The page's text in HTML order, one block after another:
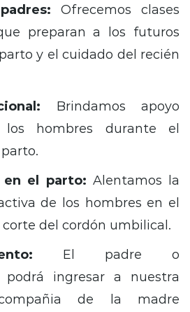
Ofrecemos clases
preparan a los futuros
y el cuidado del recién
Brindamos apoyo
los hombres durante el
en el parto: Alentamos la
de los hombres en el
del cordón umbilical.
El padre o
podrá ingresar a nuestra
de la madre